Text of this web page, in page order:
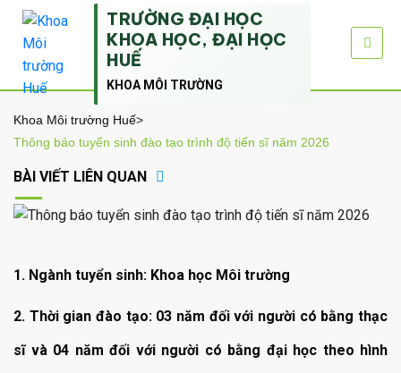
TRƯỜNG ĐẠI HỌC
KHOA HỌC, ĐẠI HỌC
HUẾ
KHOA MÔI TRƯỜNG
Khoa Môi trường Huế>
Thông báo tuyển sinh đào tạo trình độ tiến sĩ năm 2026
BÀI VIẾT LIÊN QUAN
1. Ngành tuyển sinh: Khoa học Môi trường
2. Thời gian đào tạo: 03 năm đối với người có bằng thạc
sĩ và 04 năm đối với người có bằng đại học theo hình